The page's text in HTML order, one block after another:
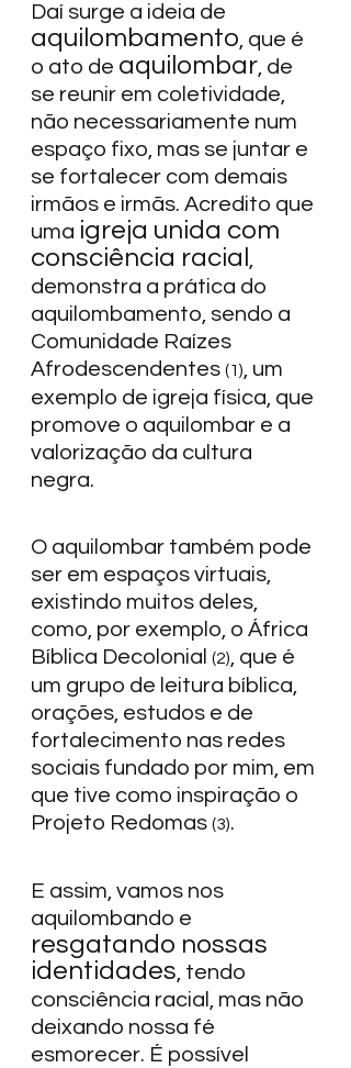
Daí surge a ideia de
aquilombamento, que é
o ato de aquilombar, de
se reunir em coletividade,
não necessariamente num
espaço fixo, mas se juntar e
se fortalecer com demais
irmãos e irmãs. Acredito que
uma igreja unida com
consciência racial ,
demonstra a prática do
aquilombamento, sendo a
Comunidade Raízes
Afrodescendentes (1), um
exemplo de igreja física, que
promove o aquilombar e a
valorização da cultura
negra.
O aquilombar também pode
ser em espaços virtuais,
existindo muitos deles,
como, por exemplo, o África
Bíblica Decolonial (2), que é
um grupo de leitura bíblica,
orações, estudos e de
fortalecimento nas redes
sociais fundado por mim, em
que tive como inspiração o
Projeto Redomas (3).
E assim, vamos nos
aquilombando e
resgatando nossas
identidades, tendo
consciência racial, mas não
deixando nossa fé
esmorecer. É possível